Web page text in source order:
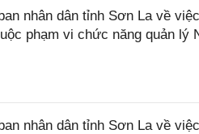
nhân dân tỉnh Sơn La về
phạm vi chức năng quản lý
nhân dân tỉnh Sơn La về